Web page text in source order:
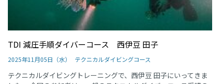
TDI 減圧手順ダイバーコース 西伊豆 田子
2025年11月05日（水） テクニカルダイビングコース
テクニカルダイビングトレーニングで、西伊豆 田子にいってきま